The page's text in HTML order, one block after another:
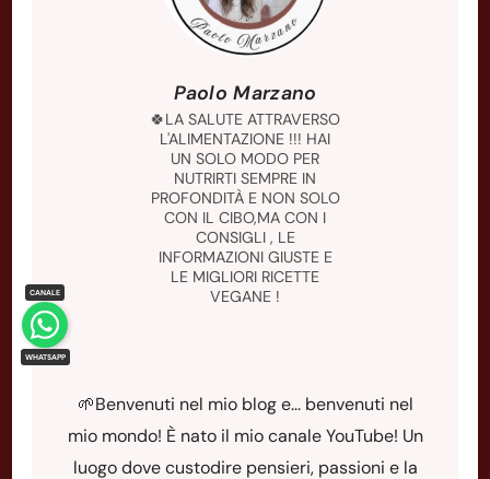
Paolo Marzano
🍀LA SALUTE ATTRAVERSO
L'ALIMENTAZIONE !!! HAI
UN SOLO MODO PER
NUTRIRTI SEMPRE IN
PROFONDITÀ E NON SOLO
CON IL CIBO,MA CON I
CONSIGLI , LE
INFORMAZIONI GIUSTE E
LE MIGLIORI RICETTE
VEGANE !
🌱Benvenuti nel mio blog e... benvenuti nel
mio mondo! È nato il mio canale YouTube! Un
luogo dove custodire pensieri, passioni e la